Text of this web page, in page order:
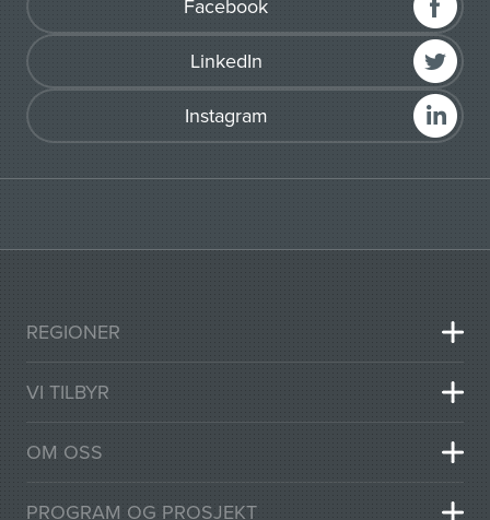
Facebook
LinkedIn
Instagram
REGIONER
VI TILBYR
OM OSS
PROGRAM OG PROSJEKT